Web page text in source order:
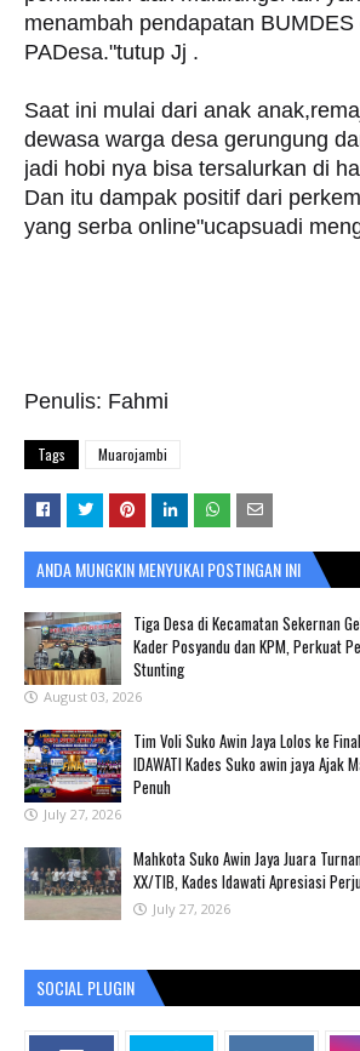
menambah pendapatan BUMDES
PADesa."tutup Jj .
Saat ini mulai dari anak
dewasa warga desa gerungung
jadi hobi nya bisa tersalurkan di
Dan itu dampak positif dari
yang serba online"ucapsuadi
Penulis: Fahmi
Tags Muarojambi
ANDA MUNGKIN MENYUKAI POSTINGAN INI
Tiga Desa di Kecamatan Sekernan
Kader Posyandu dan KPM, Perkuat
Stunting
August 03, 2026
Tim Voli Suko Awin Jaya Lolos ke
IDAWATI Kades Suko awin jaya Ajak
Penuh
July 27, 2026
Mahkota Suko Awin Jaya Juara
XX/TIB, Kades Idawati Apresiasi
July 27, 2026
SOCIAL PLUGIN